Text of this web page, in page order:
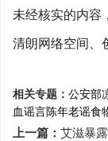
未经核实的内容
清朗网络空间、
相关专题： 公安部
血谣言陈年老谣食
上一篇： 艾滋暴